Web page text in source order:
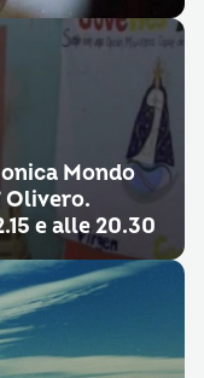
Mondo
Olivero.
e alle 20.30